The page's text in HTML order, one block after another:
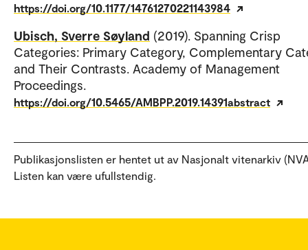
https://doi.org/10.1177/14761270221143984
Ubisch, Sverre Søyland (2019). Spanning Crisp
Categories: Primary Category, Complementary
and Their Contrasts. Academy of Management
Proceedings.
https://doi.org/10.5465/AMBPP.2019.14391abstract
Publikasjonslisten er hentet ut av Nasjonalt vitenarkiv
Listen kan være ufullstendig.